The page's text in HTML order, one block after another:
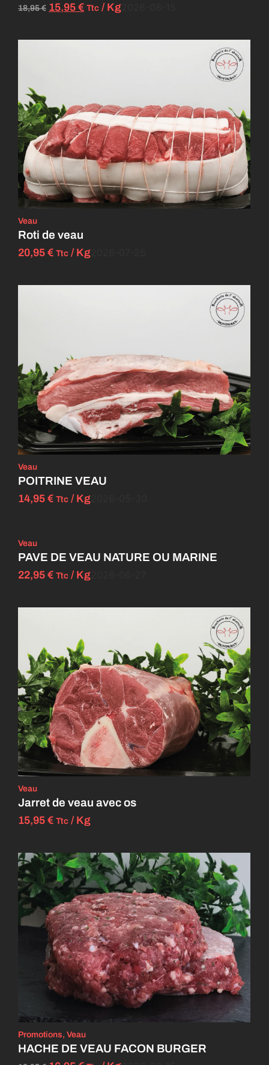
18,95€ 15,95 € Ttc / Kg
Veau
Roti de veau
20,95 € Ttc / Kg
Veau
POITRINE VEAU
14,95 € Ttc / Kg
Veau
PAVE DE VEAU NATURE OU MARINE
22,95 € Ttc / Kg
Veau
Jarret de veau avec os
15,95 € Ttc / Kg
Promotions, Veau
HACHE DE VEAU FACON BURGER